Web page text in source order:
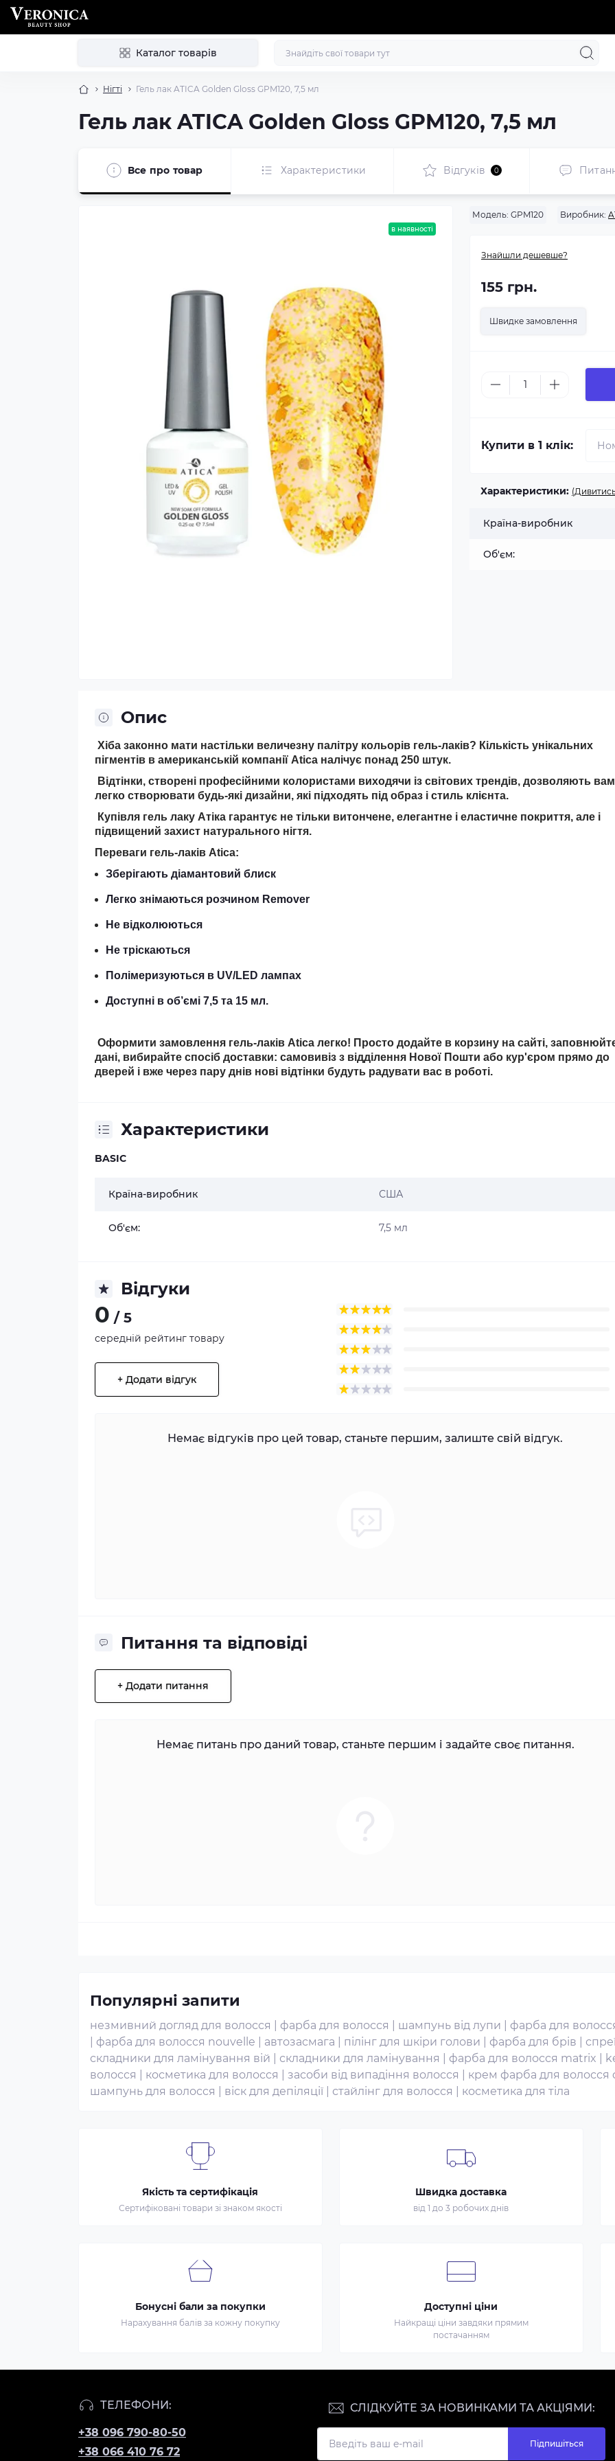
Каталог товарів
Нігті Гель лак ATICA Golden Gloss GPM120, 7,5 мл
Гель лак ATICA Golden Gloss GPM120, 7,5 мл
Все про товар Характеристики Відгуків 0
в наявності
Модель: GPM120 Виробник:
Знайшли дешевше?
155 грн.
Швидке замовлення
Купити в 1 клік:
Характеристики:
Країна-виробник
Об'єм:
Опис
Хіба законно мати настільки величезну палітру кольорів гель-лаків? Кількість унікальних
пігментів в американській компанії Atica налічує понад 250 штук.
Відтінки, створені професійними колористами виходячи із світових трендів, дозволяють вам
легко створювати будь-які дизайни, які підходять під образ і стиль клієнта.
Купівля гель лаку Атіка гарантує не тільки витончене, елегантне і еластичне покриття, але і
підвищений захист натурального нігтя.
Переваги гель-лаків Atica:
Зберігають діамантовий блиск
Легко знімаються розчином Remover
Не відколюються
Не тріскаються
Полімеризуються в UV/LED лампах
Доступні в об’ємі 7,5 та 15 мл.
Оформити замовлення гель-лаків Atica легко! Просто додайте в корзину на сайті,
дані, вибирайте спосіб доставки: самовивіз з відділення Нової Пошти або кур'єром прямо до
дверей і вже через пару днів нові відтінки будуть радувати вас в роботі.
Характеристики
BASIC
Країна-виробник США
Об'єм: 7,5 мл
Відгуки
0 / 5
середній рейтинг товару
+ Додати відгук
Немає відгуків про цей товар, станьте першим, залиште свій відгук.
Питання та відповіді
+ Додати питання
Немає питань про даний товар, станьте першим і задайте своє питання.
Популярні запити
незмивний догляд для волосся фарба для волосся шампунь від лупи
фарба для
фарба для волосся nouvelle автозасмага пілінг для шкіри голови фарба для брів
складники для ламінування вій
складники для ламінування фарба для волосся matrix
волосся
косметика для волосся засоби від випадіння волосся
крем фарба для волосся
шампунь для волосся
віск для депіляції стайлінг для волосся косметика для тіла
Якість та сертифікація
Сертифіковані товари зі знаком якості
Швидка доставка
від 1 до 3 робочих днів
Бонусні бали за покупки
Нарахування балів за кожну покупку
Доступні ціни
Найкращі ціни завдяки прямим
постачанням
ТЕЛЕФОНИ:
+38 096 790-80-50
+38 066 410 76 72
СЛІДКУЙТЕ ЗА НОВИНКАМИ ТА АКЦІЯМИ:
Підпишіться